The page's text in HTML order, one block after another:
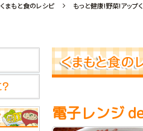
くまもと食のレシピ もっと健康!野菜!アップ
電子レンジ